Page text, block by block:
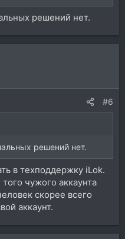
решений нет.
#6
решений нет.
в техподдержку iLok.
чужого аккаунта
скорее всего
аккаунт.